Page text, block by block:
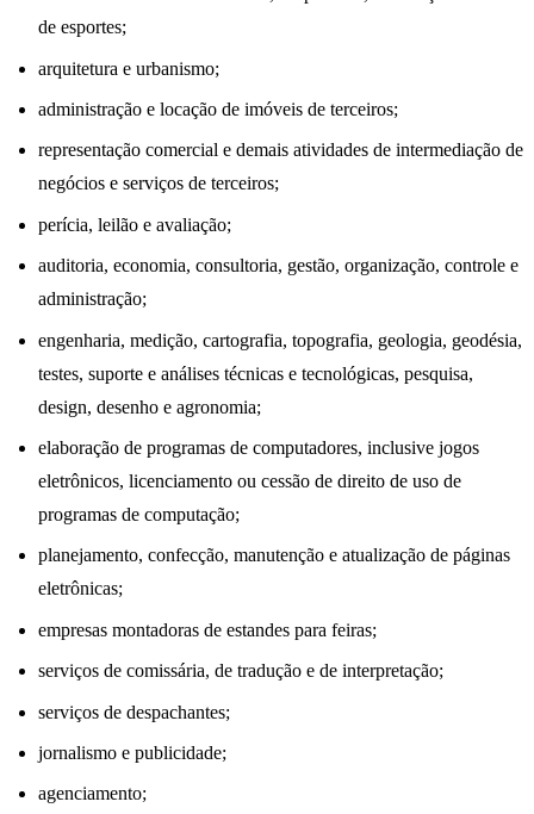
de esportes;
arquitetura e urbanismo;
administração e locação de imóveis de terceiros;
representação comercial e demais atividades de intermediação de
negócios e serviços de terceiros;
perícia, leilão e avaliação;
auditoria, economia, consultoria, gestão, organização, controle e
administração;
engenharia, medição, cartografia, topografia, geologia, geodésia,
testes, suporte e análises técnicas e tecnológicas, pesquisa,
design, desenho e agronomia;
elaboração de programas de computadores, inclusive jogos
eletrônicos, licenciamento ou cessão de direito de uso de
programas de computação;
planejamento, confecção, manutenção e atualização de páginas
eletrônicas;
empresas montadoras de estandes para feiras;
serviços de comissária, de tradução e de interpretação;
serviços de despachantes;
jornalismo e publicidade;
agenciamento;